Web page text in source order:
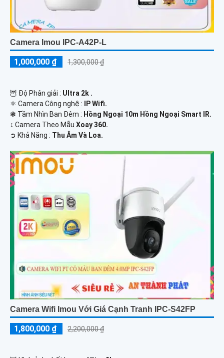
Camera Imou IPC-A42P-L
1,000,000 ₫ 1,300,000 ₫
🦉 Độ Phân giải : Ultra 2k .
⚛️ Camera Công nghệ :
IP Wifi.
❃ Tầm Nhìn Ban Đêm : Hồng Ngoại 10m Hồng Ngoại Smart IR.
↕️ Camera Theo Mẫu Xoay 360.
️➲ Khả Năng : Thu Âm Và Loa.
Camera Wifi Imou Với Giá Cạnh Tranh IPC-S42FP
1,800,000 ₫ 2,200,000 ₫